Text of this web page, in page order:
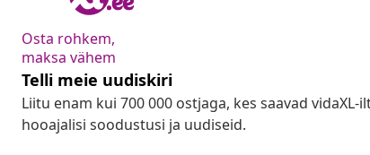
Osta rohkem,
maksa vähem
Telli meie uudiskiri
Liitu enam kui 700 000 ostjaga, kes saavad
hooajalisi soodustusi ja uudiseid.